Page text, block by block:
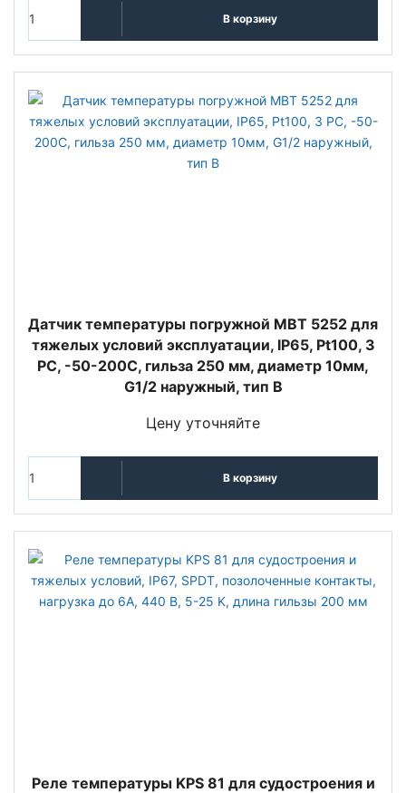
В корзину
Датчик температуры погружной MBT 5252 для
тяжелых условий эксплуатации, IP65, Pt100, 3
РС, -50-200C, гильза 250 мм, диаметр 10мм,
G1/2 наружный, тип В
Цену уточняйте
В корзину
Реле температуры KPS 81 для судостроения и